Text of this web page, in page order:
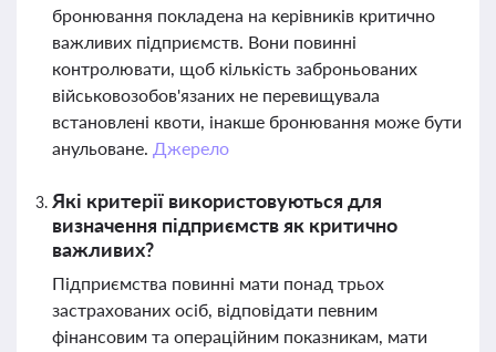
бронювання покладена на керівників критично
важливих підприємств. Вони повинні
контролювати, щоб кількість заброньованих
військовозобов'язаних не перевищувала
встановлені квоти, інакше бронювання може бути
анульоване. Джерело
Які критерії використовуються для
визначення підприємств як критично
важливих?
Підприємства повинні мати понад трьох
застрахованих осіб, відповідати певним
фінансовим та операційним показникам, мати